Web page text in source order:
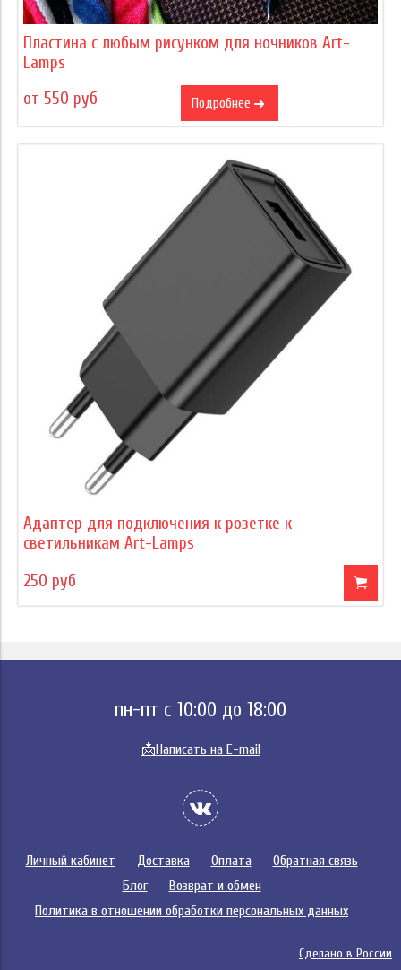
Пластина с любым рисунком для ночников Art-
Lamps
от 550 руб
Подробнее
Адаптер для подключения к розетке к
светильникам Art-Lamps
250 руб
пн-пт с 10:00 до 18:00
📩Написать на E-mail
Личный кабинет Доставка Оплата
Обратная связь
Блог
Возврат и обмен
Политика в отношении обработки персональных данных
Сделано в России